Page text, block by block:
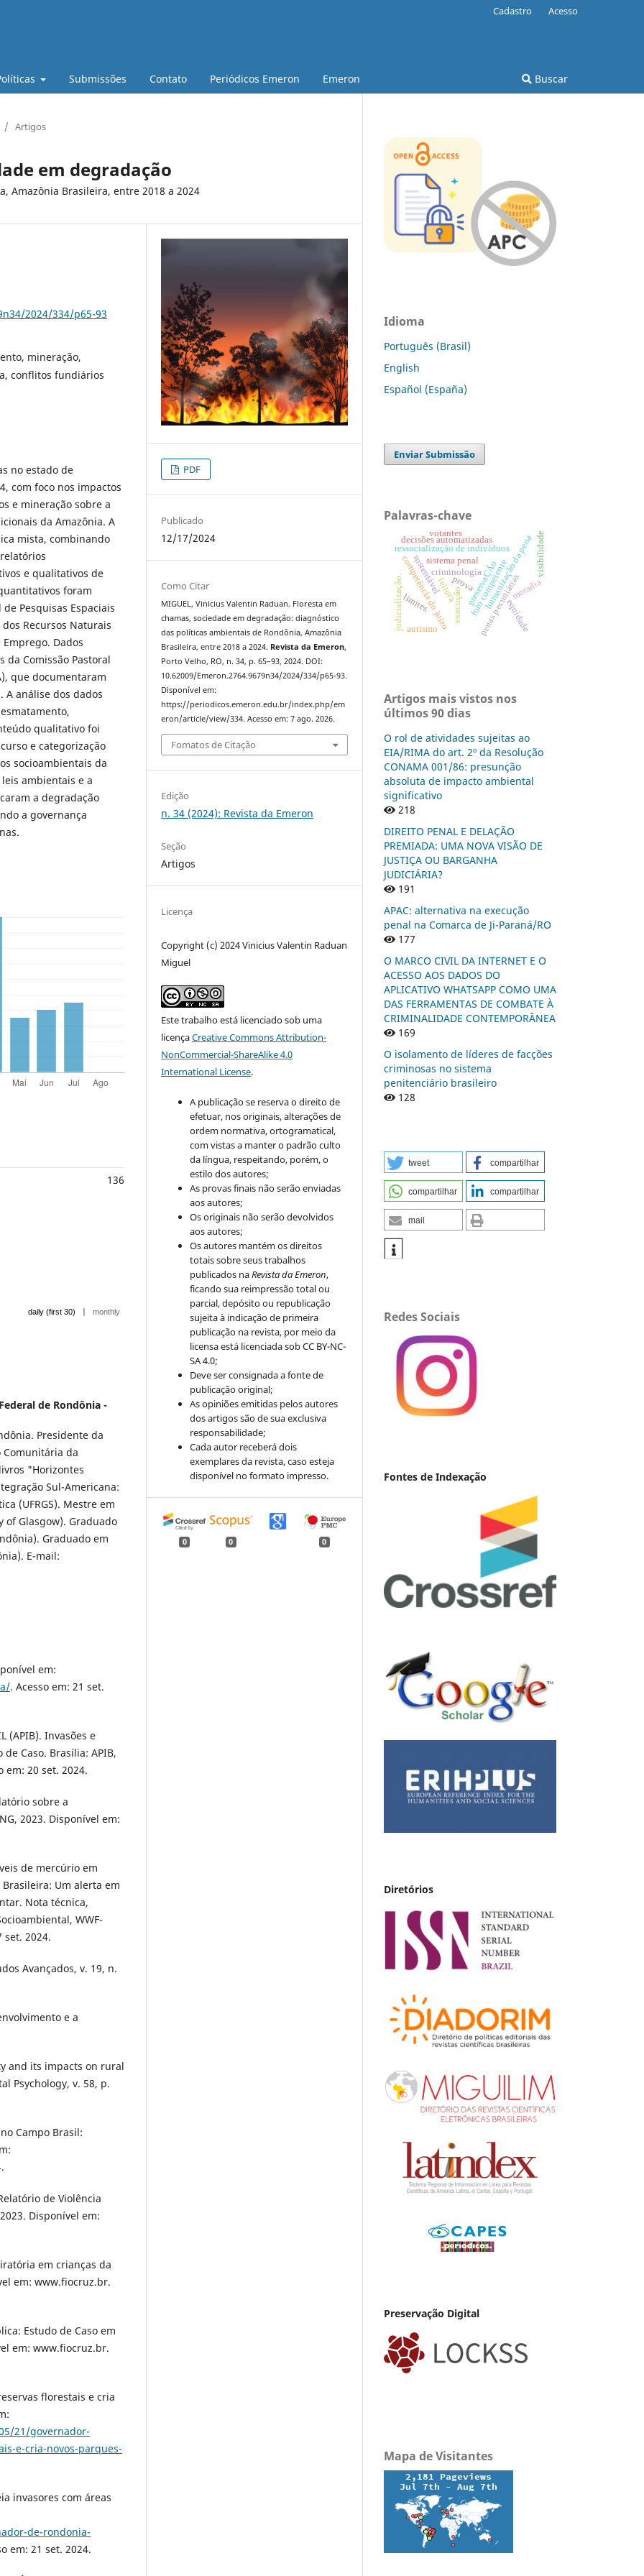
Submissões Contato Periódicos Emeron Emeron Buscar
Cadastro Acesso
/ Artigos
em degradação
Amazônia Brasileira, entre 2018 a 2024
2024/334/p65-93
mineração,
conflitos fundiários
no estado de
com foco nos impactos
e mineração sobre a
da Amazônia. A
mista, combinando
e qualitativos de
foram
Pesquisas Espaciais
Recursos Naturais
Dados
Comissão Pastoral
que documentaram
análise dos dados
qualitativo foi
e categorização
socioambientais da
ambientais e a
a degradação
a governança
136
daily (first 30) | monthly
de Rondônia -
Presidente da
Comunitária da
"Horizontes
Sul-Americana:
(UFRGS). Mestre em
of Glasgow). Graduado
Graduado em
E-mail:
em:
. Acesso em: 21 set.
(APIB). Invasões e
Caso. Brasília: APIB,
em: 20 set. 2024.
sobre a
2023. Disponível em:
de mercúrio em
Um alerta em
Nota técnica,
WWF-
set. 2024.
Avançados, v. 19, n.
e a
and its impacts on rural
Psychology, v. 58, p.
no Campo Brasil:
de Violência
Disponível em:
em crianças da
em: www.fiocruz.br.
Estudo de Caso em
em: www.fiocruz.br.
florestais e cria
21/governador-
e-cria-novos-parques-
invasores com áreas
de-rondonia-
em: 21 set. 2024.
PDF
Publicado
12/17/2024
Como Citar
MIGUEL, Vinicius Valentin Raduan. Floresta em
chamas, sociedade em degradação: diagnóstico
das políticas ambientais de Rondônia, Amazônia
Brasileira, entre 2018 a 2024. Revista da Emeron,
Porto Velho, RO, n. 34, p. 65–93, 2024. DOI:
10.62009/Emeron.2764.9679n34/2024/334/p65-93.
Disponível em:
https://periodicos.emeron.edu.br/index.php/em
eron/article/view/334. Acesso em: 7 ago. 2026.
Fomatos de Citação
Edição
n. 34 (2024): Revista da Emeron
Seção
Artigos
Licença
Copyright (c) 2024 Vinicius Valentin Raduan
Miguel
Este trabalho está licenciado sob uma
licençaCreative Commons Attribution-
NonCommercial-ShareAlike 4.0
International License.
A publicação se reserva o direito de
efetuar, nos originais, alterações de
ordem normativa, ortogramatical,
com vistas a manter o padrão culto
da língua, respeitando, porém, o
estilo dos autores;
As provas finais não serão enviadas
aos autores;
Os originais não serão devolvidos
aos autores;
Os autores mantém os direitos
totais sobre seus trabalhos
publicados naRevista da Emeron,
ficando sua reimpressão total ou
parcial, depósito ou republicação
sujeita à indicação de primeira
publicação na revista, por meio da
licensa está licenciada sob CC BY-NC-
SA 4.0;
Deve ser consignada a fonte de
publicação original;
As opiniões emitidas pelos autores
dos artigos são de sua exclusiva
responsabilidade;
Cada autor receberá dois
exemplares da revista, caso esteja
disponível no formato impresso.
0 0 0
Idioma
Português (Brasil)
English
Español (España)
Enviar Submissão
Palavras-chave
penas pecuniárias
preservaÇÃo
criminologia
sustentávelleitura humanização da pena
ressocialização de indivíduos
moradia
competência do juízoexecuçãoforo competente
sistema penal
equidade
decisões automatizadas
limites
prova
judicialização. autismo
visibilidade
votantes
Artigos mais vistos nos
últimos 90 dias
O rol de atividades sujeitas ao
EIA/RIMA do art. 2º da Resolução
CONAMA 001/86: presunção
absoluta de impacto ambiental
significativo
218
DIREITO PENAL E DELAÇÃO
PREMIADA: UMA NOVA VISÃO DE
JUSTIÇA OU BARGANHA
JUDICIÁRIA?
191
APAC: alternativa na execução
penal na Comarca de Ji-Paraná/RO
177
O MARCO CIVIL DA INTERNET E O
ACESSO AOS DADOS DO
APLICATIVO WHATSAPP COMO UMA
DAS FERRAMENTAS DE COMBATE À
CRIMINALIDADE CONTEMPORÂNEA
169
O isolamento de líderes de facções
criminosas no sistema
penitenciário brasileiro
128
tweet compartilhar
compartilhar compartilhar
mail
Redes Sociais
Fontes de Indexação
Diretórios
Preservação Digital
Mapa de Visitantes